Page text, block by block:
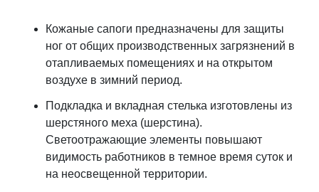
Кожаные сапоги предназначены для защиты
ног от общих производственных загрязнений в
отапливаемых помещениях и на открытом
воздухе в зимний период.
Подкладка и вкладная стелька изготовлены из
шерстяного меха (шерстина).
Светоотражающие элементы повышают
видимость работников в темное время суток и
на неосвещенной территории.